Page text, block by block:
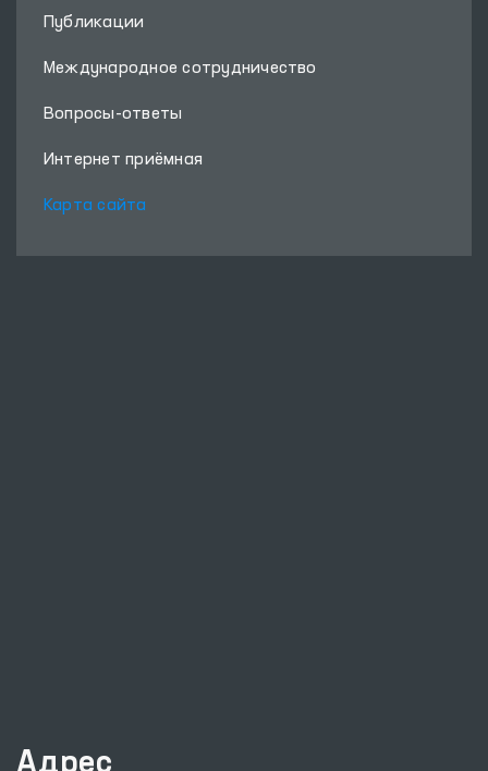
Публикации
Международное сотрудничество
Вопросы-ответы
Интернет приёмная
Карта сайта
Адрес